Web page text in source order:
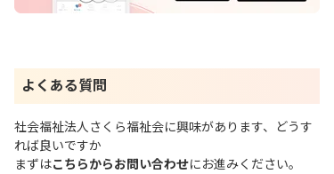
よくある質問
社会福祉法人さくら福祉会に興味があります、どうす
れば良いですか
まずはこちらからお問い合わせにお進みください。